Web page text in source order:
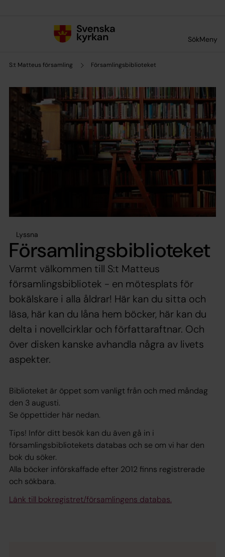
SökMeny
S:t Matteus församling Församlingsbiblioteket
Lyssna
Församlingsbiblioteket
Varmt välkommen till S:t Matteus
församlingsbibliotek - en mötesplats för
bokälskare i alla åldrar! Här kan du sitta och
läsa, här kan du låna hem böcker, här kan du
delta i novellcirklar och författaraftnar. Och
över disken kanske avhandla några av livets
aspekter.
Biblioteket är öppet som vanligt från och med måndag
den 3 augusti.
Se öppettider här nedan.
Tips! Inför ditt besök kan du även gå in i
församlingsbibliotekets databas och se om vi har den
bok du söker.
Alla böcker införskaffade efter 2012 finns registrerade
och sökbara.
Länk till bokregistret/församlingens databas.